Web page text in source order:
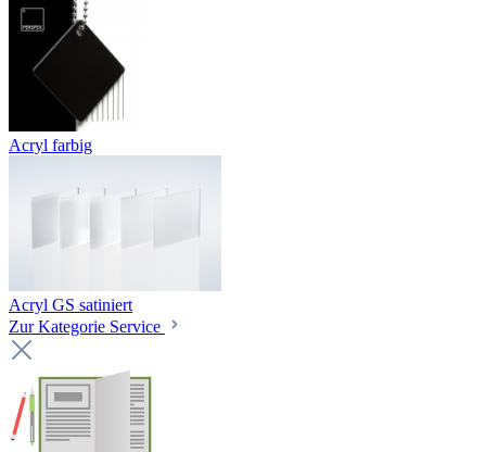
Acryl farbig
Acryl GS satiniert
Zur Kategorie Service